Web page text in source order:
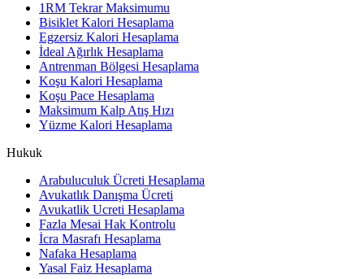
1RM Tekrar Maksimumu
Bisiklet Kalori Hesaplama
Egzersiz Kalori Hesaplama
İdeal Ağırlık Hesaplama
Antrenman Bölgesi Hesaplama
Koşu Kalori Hesaplama
Koşu Pace Hesaplama
Maksimum Kalp Atış Hızı
Yüzme Kalori Hesaplama
Hukuk
Arabuluculuk Ücreti Hesaplama
Avukatlık Danışma Ücreti
Avukatlik Ucreti Hesaplama
Fazla Mesai Hak Kontrolu
İcra Masrafı Hesaplama
Nafaka Hesaplama
Yasal Faiz Hesaplama